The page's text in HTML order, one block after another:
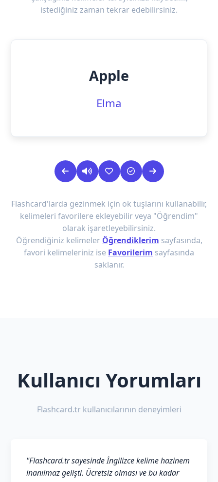
istediğiniz zaman tekrar edebilirsiniz.
Apple
Elma
Flashcard'larda gezinmek için ok tuşlarını kullanabilir,
kelimeleri favorilere ekleyebilir veya "Öğrendim"
olarak işaretleyebilirsiniz.
Öğrendiğiniz kelimeler Öğrendiklerim sayfasında,
favori kelimeleriniz ise Favorilerim sayfasında
saklanır.
Kullanıcı Yorumları
Flashcard.tr kullanıcılarının deneyimleri
"Flashcard.tr sayesinde İngilizce kelime hazinem
inanılmaz gelişti. Ücretsiz olması ve bu kadar